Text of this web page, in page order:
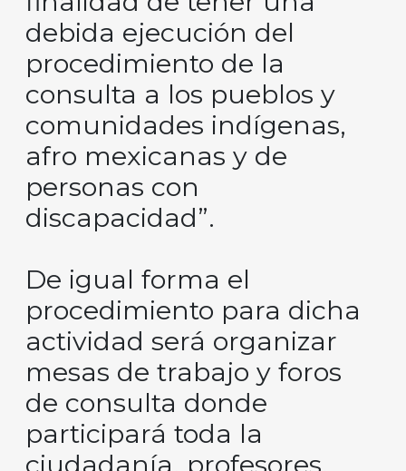
debida ejecución del
procedimiento de la
consulta a los pueblos y
comunidades indígenas,
afro mexicanas y de
personas con
discapacidad”.
De igual forma el
procedimiento para dicha
actividad será organizar
mesas de trabajo y foros
de consulta donde
participará toda la
ciudadanía, profesores,